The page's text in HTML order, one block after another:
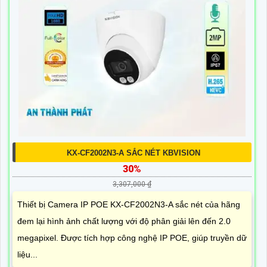
KX-CF2002N3-A SẮC NÉT KBVISION
30%
3,307,000 ₫
Thiết bị Camera IP POE KX-CF2002N3-A sắc nét của hãng
đem lại hình ảnh chất lượng với độ phân giải lên đến 2.0
megapixel. Được tích hợp công nghệ IP POE, giúp truyền dữ
liệu...